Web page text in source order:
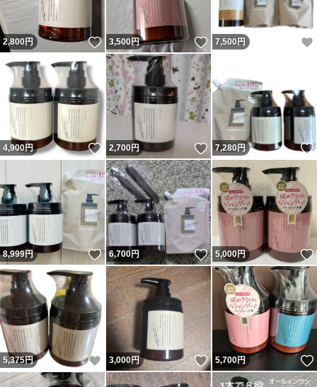
2,800円 いいね！
3,500円 いいね！
7,500 円
4,900円 いいね！
2,700円 いいね！
7,280円
8,999円 いいね！
6,700円 いいね！
5,000円
5,375円 いいね！
3,000円 いいね！
5,700円